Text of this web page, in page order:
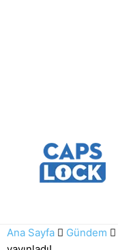
Ana Sayfa Gündem